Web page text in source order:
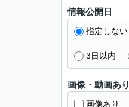
情報公開日
指定しない
3日以内
画像・動画あり
画像あり